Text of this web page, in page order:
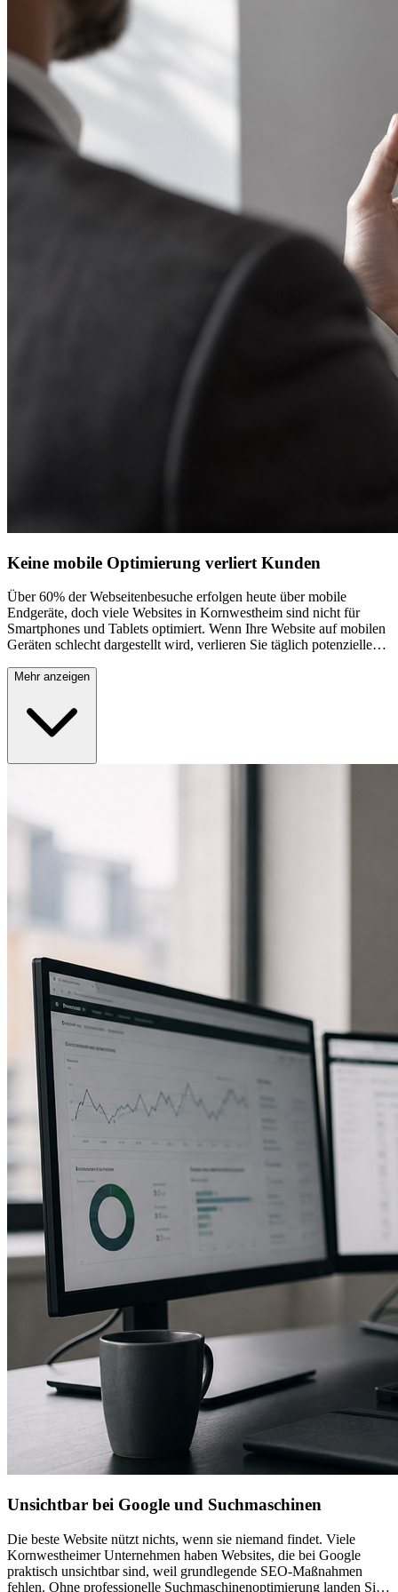
Keine mobile Optimierung verliert Kunden
Über 60% der Webseitenbesuche erfolgen heute über mobile
Endgeräte, doch viele Websites in Kornwestheim sind nicht für
Smartphones und Tablets optimiert. Wenn Ihre Website auf mobilen
Geräten schlecht dargestellt wird, verlieren Sie täglich potenzielle
Navigation funktioniert nicht richtig – das frustriert Besucher und sie
wichtigen Ranking-Faktor, sodass nicht-optimierte Websites in den
Suchergebnissen schlechter gefunden werden. Für lokale
Unternehmen in Kornwestheim ist das besonders fatal, da viele
Mehr anzeigen
Unsichtbar bei Google und Suchmaschinen
Die beste Website nützt nichts, wenn sie niemand findet. Viele
Kornwestheimer Unternehmen haben Websites, die bei Google
praktisch unsichtbar sind, weil grundlegende SEO-Maßnahmen
fehlen. Ohne professionelle Suchmaschinenoptimierung landen Sie